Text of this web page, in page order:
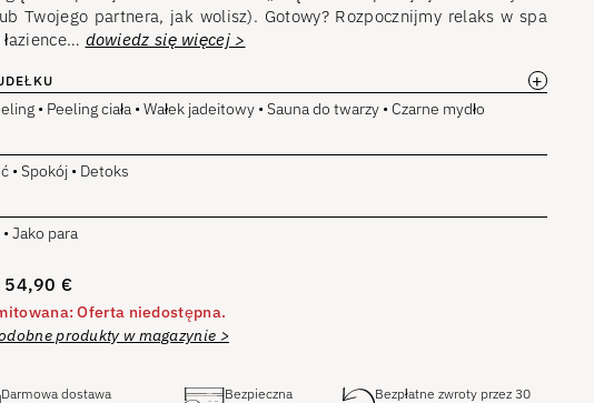
Twojego partnera, jak wolisz). Gotowy? Rozpocznijmy relaks w spa
dowiedz się więcej >
+
• Peeling ciała • Wałek jadeitowy • Sauna do twarzy • Czarne mydło
• Spokój • Detoks
Jako para
54,90€
Oferta niedostępna.
produkty w magazynie >
Darmowa dostawa
Bezpieczna
Bezpłatne zwroty przez 30